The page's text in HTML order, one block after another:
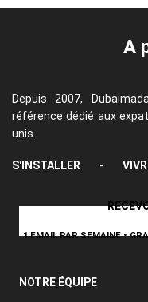
A
Depuis 2007,
référence dédié aux
unis.
S'INSTALLER -
1 EMAIL PAR SEMAINE •
NOTRE ÉQUIPE